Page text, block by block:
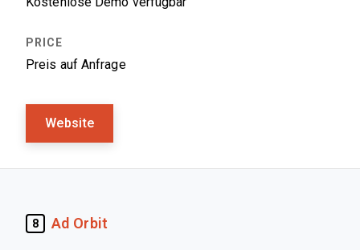
Preis auf Anfrage
Website
8 Ad Orbit